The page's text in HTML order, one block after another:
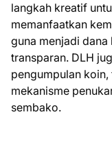
langkah kreatif
memanfaatkan
guna menjadi
transparan. DLH
pengumpulan
mekanisme
sembako.